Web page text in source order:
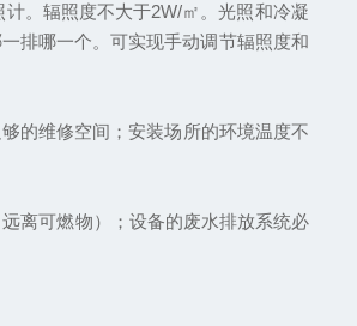
。辐照度不大于2W/㎡。光照和冷凝
排哪一个。可实现手动调节辐照度和
的维修空间；安装场所的环境温度不
离可燃物）；设备的废水排放系统必